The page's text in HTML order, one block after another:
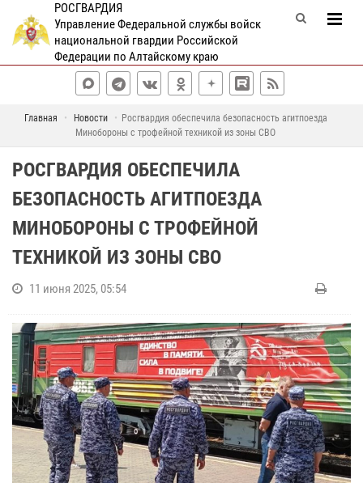
РОСГВАРДИЯ
Управление Федеральной службы войск
национальной гвардии Российской
Федерации по Алтайскому краю
Главная Новости
Росгвардия обеспечила безопасность агитпоезда
Минобороны с трофейной техникой из зоны СВО
РОСГВАРДИЯ ОБЕСПЕЧИЛА
БЕЗОПАСНОСТЬ АГИТПОЕЗДА
МИНОБОРОНЫ С ТРОФЕЙНОЙ
ТЕХНИКОЙ ИЗ ЗОНЫ СВО
11 июня 2025, 05:54